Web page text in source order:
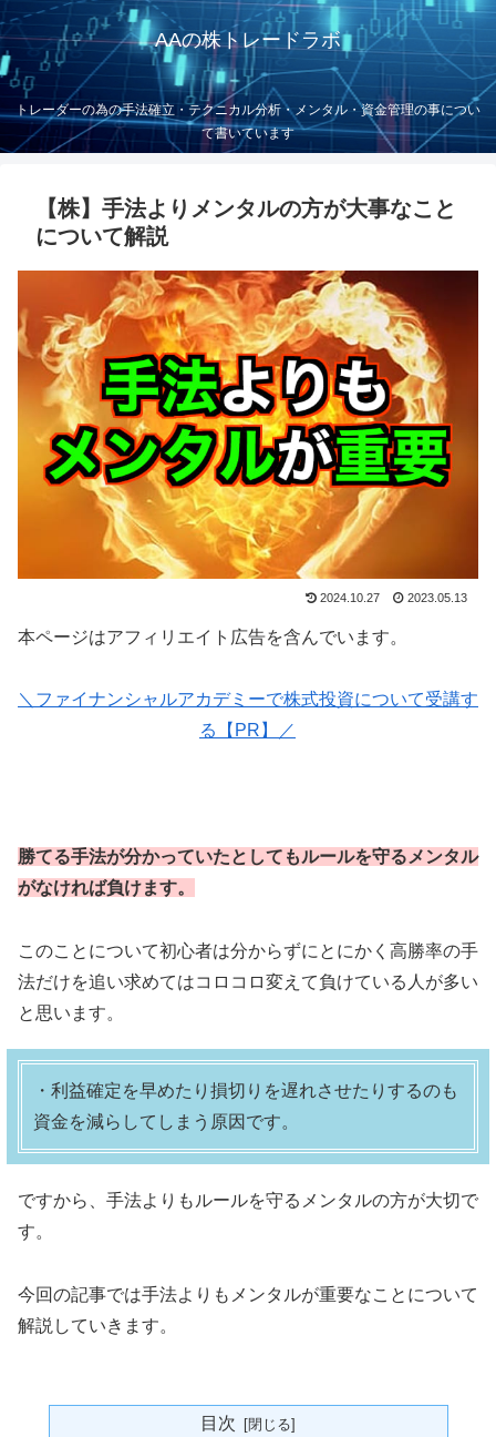
AAの株トレードラボ
トレーダーの為の手法確立・テクニカル分析・メンタル・資金管理の事につい
て書いています
【株】手法よりメンタルの方が大事なこと
について解説
2024.10.27 2023.05.13
本ページはアフィリエイト広告を含んでいます。
＼ファイナンシャルアカデミーで株式投資について受講す
る【PR】／
勝てる手法が分かっていたとしてもルールを守るメンタル
がなければ負けます。
このことについて初心者は分からずにとにかく高勝率の手
法だけを追い求めてはコロコロ変えて負けている人が多い
と思います。
・利益確定を早めたり損切りを遅れさせたりするのも
資金を減らしてしまう原因です。
ですから、手法よりもルールを守るメンタルの方が大切で
す。
今回の記事では手法よりもメンタルが重要なことについて
解説していきます。
目次